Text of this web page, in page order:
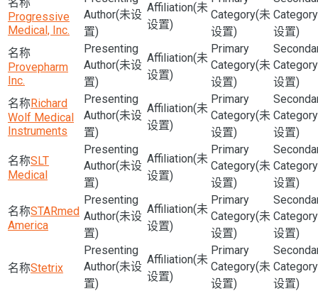
Progressive
Medical, Inc.
(未设
置)
(未
设置)
(未
设置)
设置)
Provepharm
Inc.
(未设
置)
(未
设置)
(未
设置)
设置)
Richard
Wolf Medical
Instruments
(未设
置)
(未
设置)
(未
设置)
设置)
SLT
Medical
(未设
置)
(未
设置)
(未
设置)
设置)
STARmed
America
(未设
置)
(未
设置)
(未
设置)
设置)
Stetrix
(未设
置)
(未
设置)
(未
设置)
设置)